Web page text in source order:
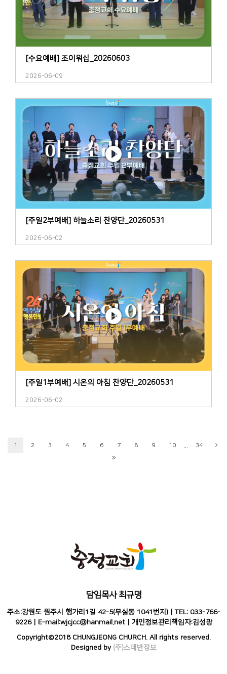
[수요예배] 조이워십_20260603
2026-06-09
[주일2부예배] 하늘소리 찬양단_20260531
2026-06-02
[주일1부예배] 시온의 아침 찬양단_20260531
2026-06-02
1 2 3 4 5 6 7 8 9 10 34
담임목사 최규명
주소:강원도 원주시 행가리1길 42-5(무실동 1041번지) | TEL: 033-766-
9226 | E-mail:wjcjcc@hanmail.net | 개인정보관리책임자:김성광
Copyright©2018 CHUNGJEONG CHURCH. All rights reserved.
Designed by (주)스데반정보